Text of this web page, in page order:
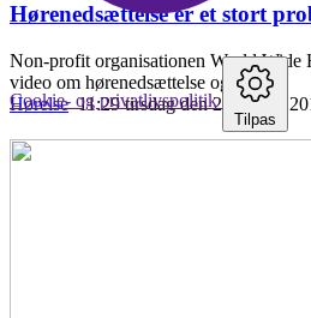
Hørenedsættelse er et stort
Non-profit organisationen World Wide
video om hørenedsættelse og fordele
Hørelse 11:29 tirsdag den 25. april ,
Cookie- og privatlivspolitik
Tilpas